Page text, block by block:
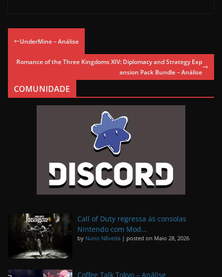
UnderMine – Análise
Romance of the Three Kingdoms XIV: Diplomacy and Strategy Exp
ansion Pack Bundle – Análise
COMUNIDADE
Call of Duty regressa às consolas
Nintendo com Mod...
by Nuno Nêveda | posted on Maio 28, 2026
Coffee Talk Tokyo – Análise